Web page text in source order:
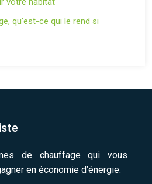
qu’est-ce qui le rend si
de chauffage qui vous
en économie d’énergie.